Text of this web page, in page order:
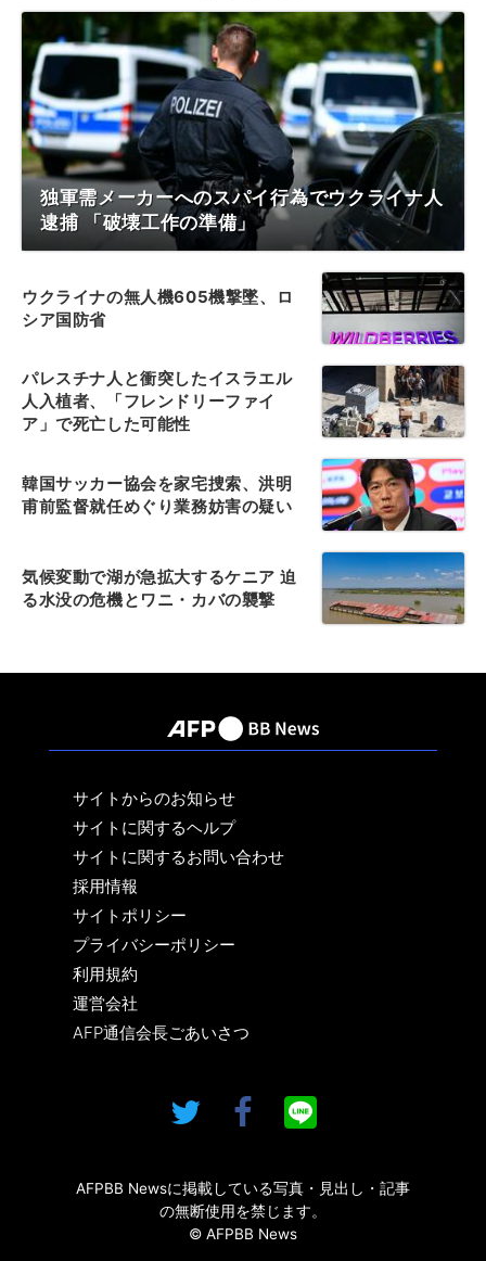
独軍需メーカーへのスパイ行為でウクライナ人
逮捕 「破壊工作の準備」
ウクライナの無人機605機撃墜、ロ
シア国防省
パレスチナ人と衝突したイスラエル
人入植者、「フレンドリーファイ
ア」で死亡した可能性
韓国サッカー協会を家宅捜索、洪明
甫前監督就任めぐり業務妨害の疑い
気候変動で湖が急拡大するケニア 迫
る水没の危機とワニ・カバの襲撃
サイトからのお知らせ
サイトに関するヘルプ
サイトに関するお問い合わせ
採用情報
サイトポリシー
プライバシーポリシー
利用規約
運営会社
AFP通信会長ごあいさつ
AFPBB Newsに掲載している写真・見出し・記事
の無断使用を禁じます。
© AFPBB News